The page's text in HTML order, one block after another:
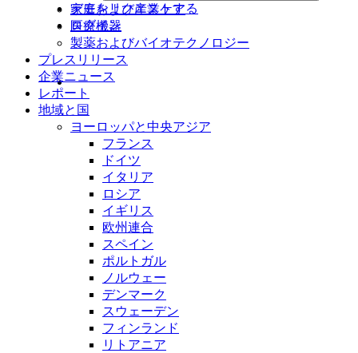
デモをリクエストする
ログイン
家庭および産業ケア
医療機器
製薬およびバイオテクノロジー
プレスリリース
企業ニュース
レポート
地域と国
ヨーロッパと中央アジア
フランス
ドイツ
イタリア
ロシア
イギリス
欧州連合
スペイン
ポルトガル
ノルウェー
デンマーク
スウェーデン
フィンランド
リトアニア